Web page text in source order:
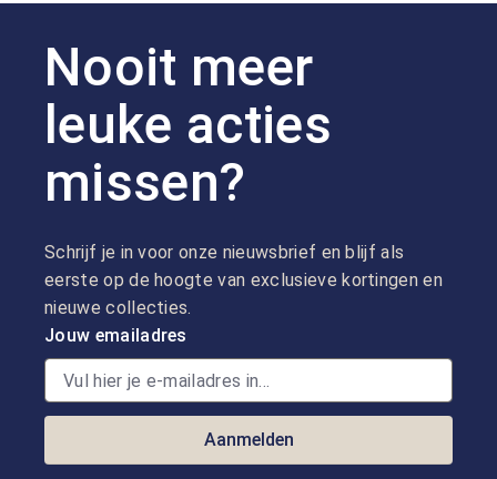
Nooit meer
leuke acties
missen?
Schrijf je in voor onze nieuwsbrief en blijf als
eerste op de hoogte van exclusieve kortingen en
nieuwe collecties.
Jouw emailadres
Aanmelden